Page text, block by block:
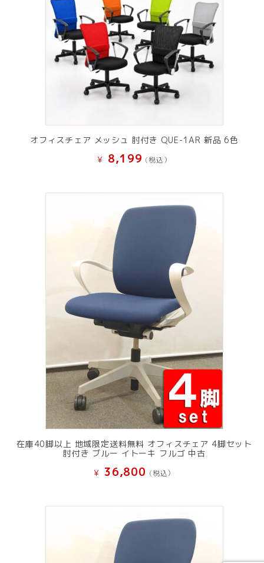
オフィスチェア メッシュ 肘付き QUE-1AR 新品 6色
¥ 8,199 (税込）
在庫40脚以上 地域限定送料無料 オフィスチェア 4脚セット
肘付き ブルー イトーキ フルゴ 中古
¥ 36,800 (税込）